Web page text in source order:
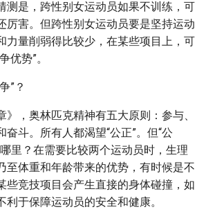
测是，跨性别女运动员如果不训练，可
厉害。但跨性别女运动员要是坚持运动
力量削弱得比较少，在某些项目上，可
优势”。
”？
》，奥林匹克精神有五大原则：参与、
斗。所有人都渴望“公正”。但“公
里？在需要比较两个运动员时，生理
至体重和年龄带来的优势，有时候是不
些竞技项目会产生直接的身体碰撞，如
于保障运动员的安全和健康。